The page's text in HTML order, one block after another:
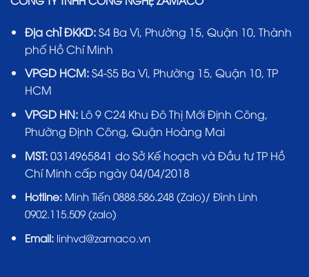
Địa chỉ ĐKKD:S4 Ba Vì, Phường 15, Quận 10, Thành
phố Hồ Chí Minh
VPGD HCM:S4-S5 Ba Vì, Phường 15, Quận 10, TP
HCM
VPGD HN:Lô 9 C24 Khu Đô Thị Mới Định Công,
Phường Định Công, Quận Hoàng Mai
MST:0314965841 do Sở Kế hoạch và Đầu tư TP Hồ
Chí Minh cấp ngày 04/04/2018
Hotline: Minh Tiến 0888.586.248 (Zalo)/ Đình Linh
0902.115.509 (zalo)
Email:linhvd@zamaco.vn